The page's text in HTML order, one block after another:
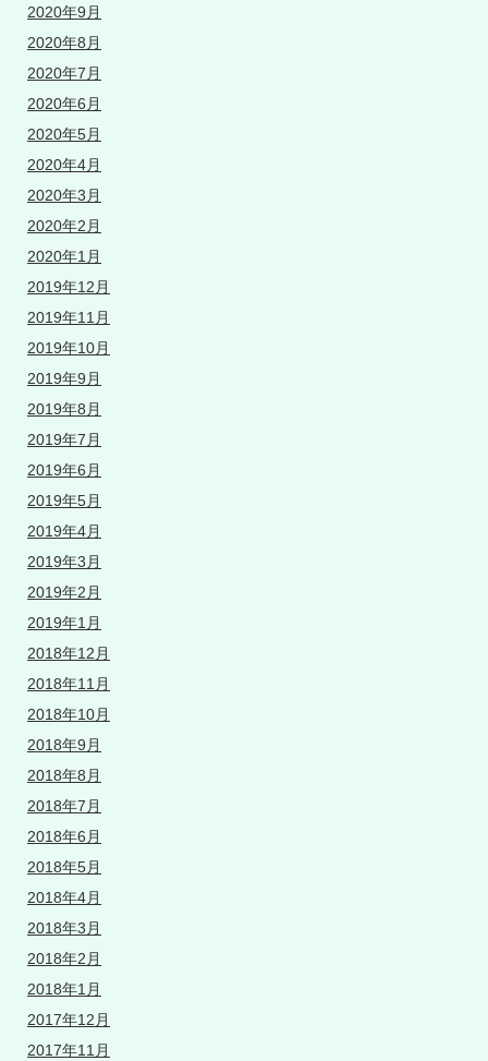
2020年9月
2020年8月
2020年7月
2020年6月
2020年5月
2020年4月
2020年3月
2020年2月
2020年1月
2019年12月
2019年11月
2019年10月
2019年9月
2019年8月
2019年7月
2019年6月
2019年5月
2019年4月
2019年3月
2019年2月
2019年1月
2018年12月
2018年11月
2018年10月
2018年9月
2018年8月
2018年7月
2018年6月
2018年5月
2018年4月
2018年3月
2018年2月
2018年1月
2017年12月
2017年11月